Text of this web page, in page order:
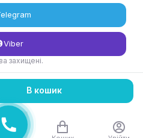
Viber
захищені.
В кошик